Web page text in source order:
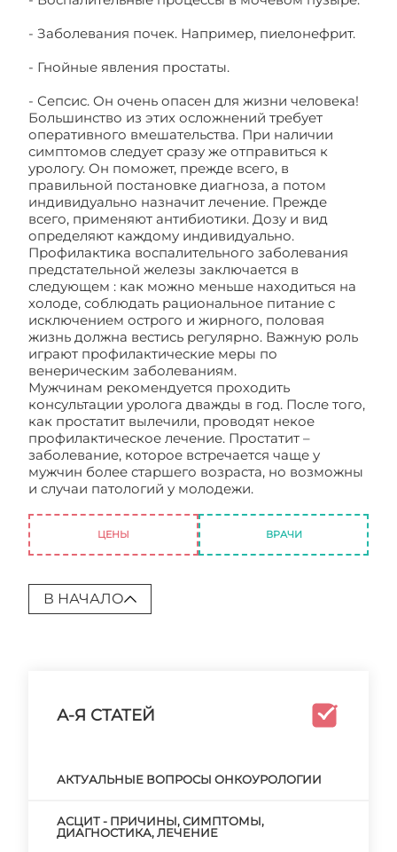
- Заболевания почек. Например, пиелонефрит.
- Гнойные явления простаты.
- Сепсис. Он очень опасен для жизни человека!
Большинство из этих осложнений требует
оперативного вмешательства. При наличии
симптомов следует сразу же отправиться к
урологу. Он поможет, прежде всего, в
правильной постановке диагноза, а потом
индивидуально назначит лечение. Прежде
всего, применяют антибиотики. Дозу и вид
определяют каждому индивидуально.
Профилактика воспалительного заболевания
предстательной железы заключается в
следующем : как можно меньше находиться на
холоде, соблюдать рациональное питание с
исключением острого и жирного, половая
жизнь должна вестись регулярно. Важную роль
играют профилактические меры по
венерическим заболеваниям.
Мужчинам рекомендуется проходить
консультации уролога дважды в год. После того,
как простатит вылечили, проводят некое
профилактическое лечение. Простатит –
заболевание, которое встречается чаще у
мужчин более старшего возраста, но возможны
и случаи патологий у молодежи.
ЦЕНЫ ВРАЧИ
В НАЧАЛО
А-Я СТАТЕЙ
АКТУАЛЬНЫЕ ВОПРОСЫ ОНКОУРОЛОГИИ
АСЦИТ - ПРИЧИНЫ, СИМПТОМЫ,
ДИАГНОСТИКА, ЛЕЧЕНИЕ